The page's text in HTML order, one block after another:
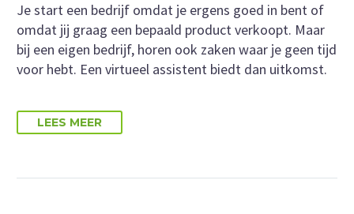
Je start een bedrijf omdat je ergens goed in bent of
omdat jij graag een bepaald product verkoopt. Maar
bij een eigen bedrijf, horen ook zaken waar je geen tijd
voor hebt. Een virtueel assistent biedt dan uitkomst.
LEES MEER